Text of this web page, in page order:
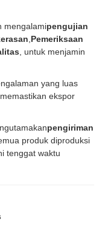
mengalamipengujian
Pemeriksaan
, untuk menjamin
yang luas
memastikan ekspor
pengiriman
produk diproduksi
tenggat waktu